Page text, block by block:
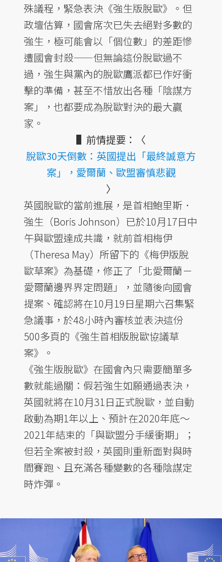
殊議程，緊急表決《強生版脫歐》。但
政壇估算，國會席次已失去絕對多數的
強生，極可能會以「個位數」的差距慘
遭國會封殺——但無論這份脫歐過不
過，強生與黨內的脫歐鷹派都已作好衝
擊的準備，甚至不惜放出各種「陰謀方
案」，也都要成為脫歐對決的最大贏
家。
▌前情提要：〈
脫歐30天倒數：英國提出「最終誠意方
案」，愛爾蘭、歐盟審慎悲觀
〉
英國脫歐的當前進展，是首相鮑里斯．
強生（Boris Johnson）已於10月17日中
午與歐盟達成共識，就前首相梅伊
（Theresa May）所留下的《梅伊版脫
歐草案》為基礎，修正了「北愛爾蘭－
愛爾蘭邊界界定問題」，並隨後向國會
提案、確認將在10月19日星期六召集緊
急議事，於48小時內審核並表決這份
500多頁的《強生首相版脫歐協議草
案》。
《強生版脫歐》在國會內只需要簡單多
數就能過關：假若強生如願通過表決，
英國就將在10月31日正式脫歐，並自動
啟動為期1年以上、預計在2020年底～
2021年結束的「與歐盟分手緩衝期」；
但若全案被封殺，英國則重新面對與時
間賽跑、且充滿各種變數的各種陰謀定
時炸彈。